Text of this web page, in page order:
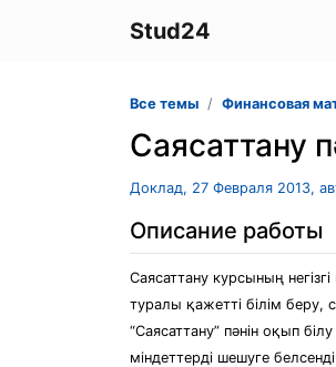
Stud24
Все темы Финансовая
Саясаттану
Доклад, 27 Февраля 2013,
Описание работы
Саясаттану курсының
туралы қажетті білім беру,
“Саясаттану” пәнін оқып
міндеттерді шешуге белсенді